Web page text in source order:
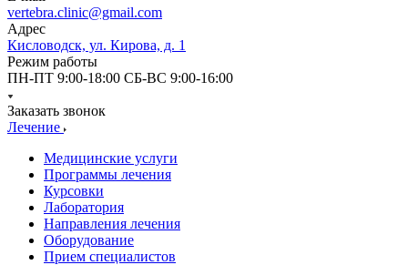
vertebra.clinic@gmail.com
Адрес
Кисловодск, ул. Кирова, д. 1
Режим работы
ПН-ПТ 9:00-18:00 СБ-ВС 9:00-16:00
Заказать звонок
Лечение
Медицинские услуги
Программы лечения
Курсовки
Лаборатория
Направления лечения
Оборудование
Прием специалистов